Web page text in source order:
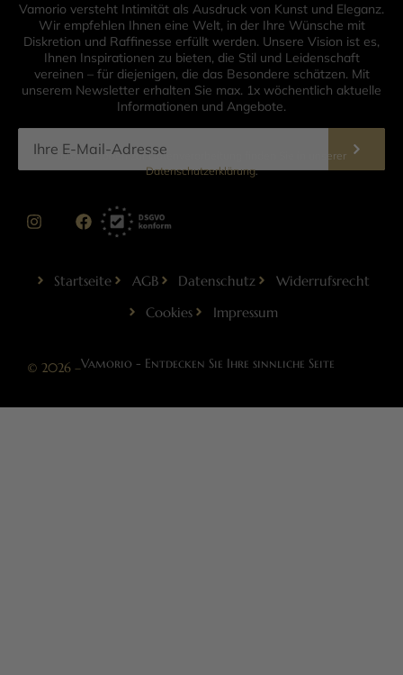
Vamorio versteht Intimität als Ausdruck von Kunst und Eleganz.
Wir empfehlen Ihnen eine Welt, in der Ihre Wünsche mit
Diskretion und Raffinesse erfüllt werden. Unsere Vision ist es,
Ihnen Inspirationen zu bieten, die Stil und Leidenschaft
vereinen – für diejenigen, die das Besondere schätzen. Mit
unserem Newsletter erhalten Sie max. 1x wöchentlich aktuelle
Informationen und Angebote.
Informationen zur Datenverarbeitung finden Sie in unserer
Datenschutzerklärung.
Startseite AGB Datenschutz
Widerrufsrecht
Cookies
Impressum
© 2026 –Vamorio - Entdecken Sie Ihre sinnliche Seite